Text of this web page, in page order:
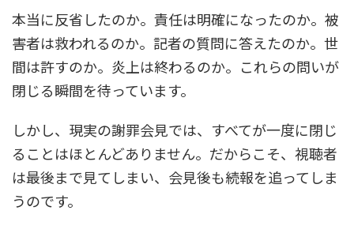
本当に反省したのか。責任は明確になったのか。被
害者は救われるのか。記者の質問に答えたのか。世
間は許すのか。炎上は終わるのか。これらの問いが
閉じる瞬間を待っています。
しかし、現実の謝罪会見では、すべてが一度に閉じ
ることはほとんどありません。だからこそ、視聴者
は最後まで見てしまい、会見後も続報を追ってしま
うのです。